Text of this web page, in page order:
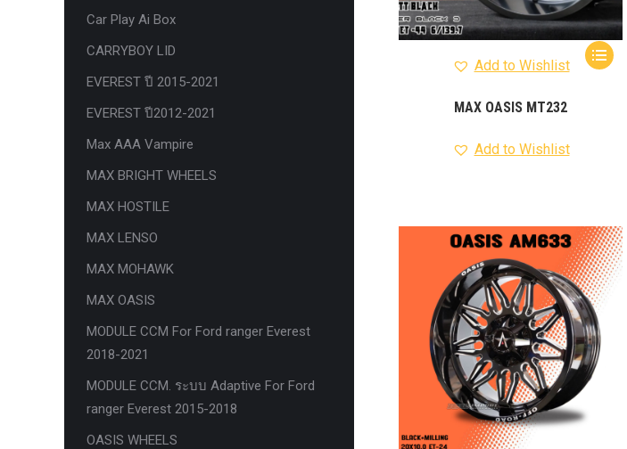
Add to Wishlist
MAX OASIS MT232
Add to Wishlist
Car Play Ai Box
CARRYBOY LID
EVEREST ปี 2015-2021
EVEREST ปี2012-2021
Max AAA Vampire
MAX BRIGHT WHEELS
MAX HOSTILE
MAX LENSO
MAX MOHAWK
MAX OASIS
MODULE CCM For Ford ranger Everest
2018-2021
MODULE CCM. ระบบ Adaptive For Ford
ranger Everest 2015-2018
OASIS WHEELS
Ranger Raptor Everest ปี2012+ 1 คู่
กระจังหน้า EVEREST
กระจังหน้า FORD
กระจังหน้า RAPTOR
กล่องควบคุมระบบเกียร์ TCM สำหรับรถ :
EVEREST RAPTOR 2015-2021
กล้องมองรอบคัน 360องศา
กล่องเครื่องแท้ Module PCM Ford (SID